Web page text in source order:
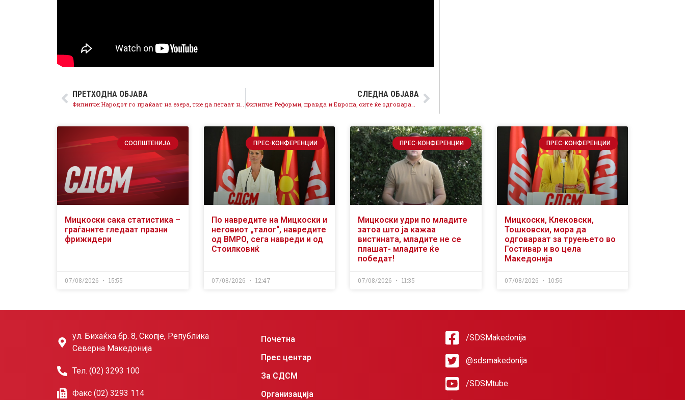
ПРЕТХОДНА ОБЈАВА СЛЕДНА ОБЈАВА
СООПШТЕНИЈА
Мицкоски сака статистика –
граѓаните гледаат празни
фрижидери
07/08/2026 15:55
ПРЕС-КОНФЕРЕНЦИИ
По навредите на Мицкоски и
неговиот „талог“, навредите
од ВМРО, сега навреди и од
Стоилковиќ
07/08/2026 12:47
ПРЕС-КОНФЕРЕНЦИИ
Мицкоски удри по младите
затоа што ја кажаа
вистината, младите не се
плашат- младите ќе
победат!
07/08/2026 11:35
ПРЕС-КОНФЕРЕНЦИИ
Мицкоски, Клековски,
Тошковски, мора да
одговараат за труењето во
Гостивар и во цела
Македонија
07/08/2026 10:56
ул. Бихаќка бр. 8, Скопје, Република
Северна Македонија
Тел. (02) 3293 100
Факс (02) 3293 114
Почетна
Прес центар
За СДСМ
Организација
/SDSMakedonija
@sdsmakedonija
/SDSMtube